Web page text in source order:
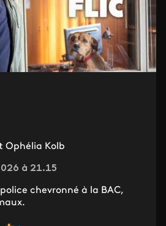
Ophélia Kolb
à 21.15
chevronné à la BAC,